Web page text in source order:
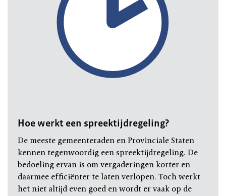
Hoe werkt een spreektijdregeling?
De meeste gemeenteraden en Provinciale Staten
kennen tegenwoordig een spreektijdregeling. De
bedoeling ervan is om vergaderingen korter en
daarmee efficiënter te laten verlopen. Toch werkt
het niet altijd even goed en wordt er vaak op de